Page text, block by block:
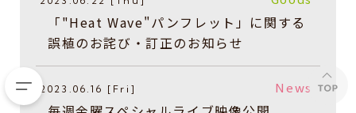
「"Heat Wave"パンフレット」に関する
誤植のお詫び・訂正のお知らせ
2023.06.16 [Fri] News